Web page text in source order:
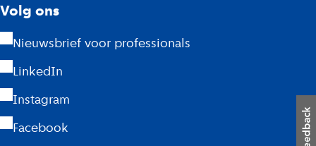
t
e
r
d
a
Volg ons
Nieuwsbrief voor professionals
LinkedIn
Instagram
Facebook